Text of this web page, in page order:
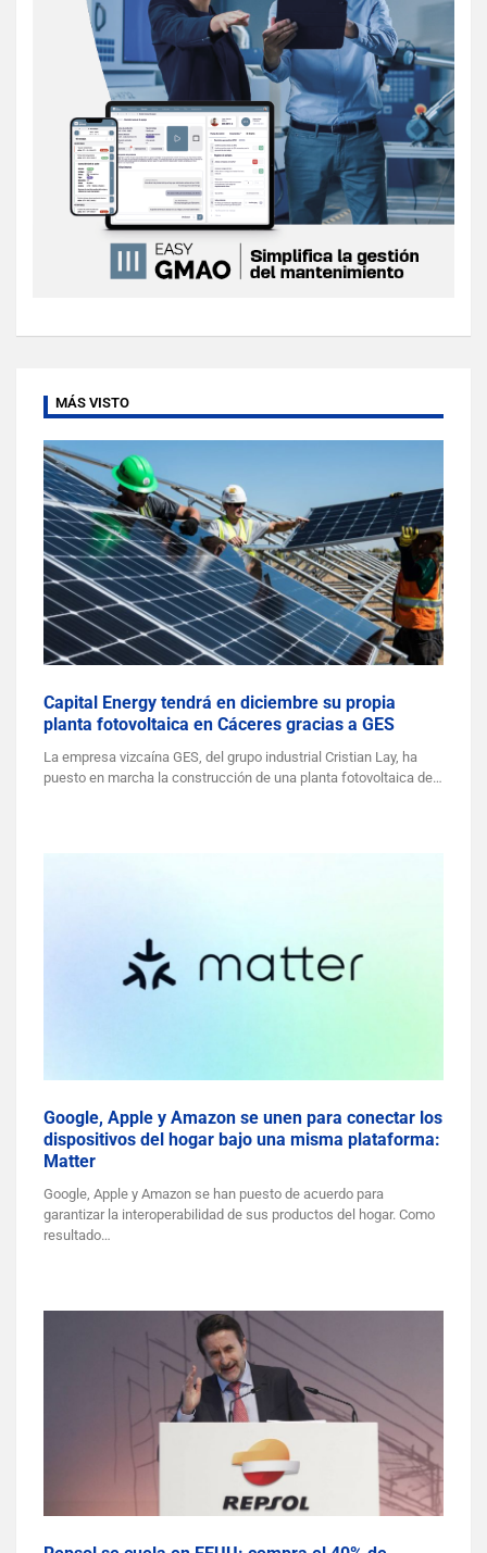
MÁS VISTO
Capital Energy tendrá en diciembre su propia
planta fotovoltaica en Cáceres gracias a GES
La empresa vizcaína GES, del grupo industrial Cristian Lay, ha
puesto en marcha la construcción de una planta fotovoltaica de…
Google, Apple y Amazon se unen para conectar los
dispositivos del hogar bajo una misma plataforma:
Matter
Google, Apple y Amazon se han puesto de acuerdo para
garantizar la interoperabilidad de sus productos del hogar. Como
resultado…